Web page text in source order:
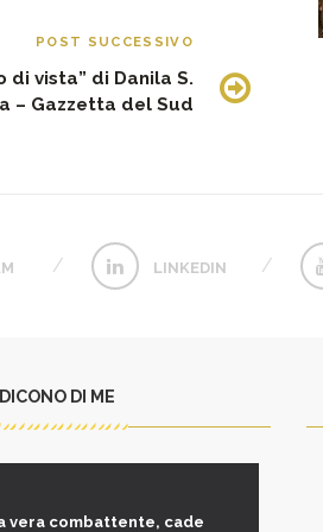
POST SUCCESSIVO
di vista” di Danila S.
– Gazzetta del Sud
LINKEDIN
DICONO DI ME
vera combattente, cade